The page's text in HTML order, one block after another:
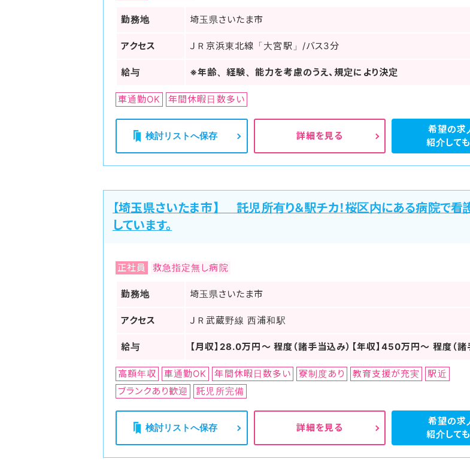
勤務地 埼玉県さいたま市
アクセス ＪＲ京浜東北線「大宮駅」/バス3分
給与 ※年齢、経験、能力を考慮のうえ、規定により決定
車通勤OK 年間休暇日数多い
検討リストへ保存 詳細を見る
希望の求
紹介して
【埼玉県さいたま市】 託児所有り＆駅チカ！桜区内にある病院で看
しています。
正社員 救急指定無し病院
勤務地 埼玉県さいたま市
アクセス ＪＲ武蔵野線 西浦和駅
給与 【月収】28.0万円～ 程度（諸手当込み）【年収】450万円～ 程度（諸
高額年収 車通勤OK 年間休暇日数多い 寮制度あり 教育支援が充実
駅近
ブランクあり歓迎
託児所完備
検討リストへ保存 詳細を見る
希望の求
紹介して